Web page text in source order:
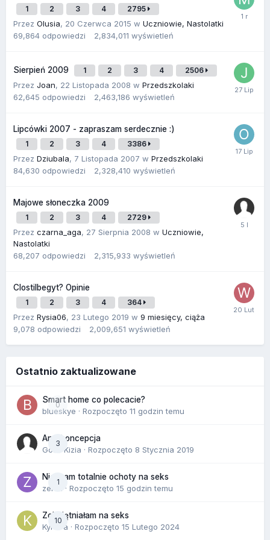
1 2 3 4 2795
Przez Olusia, 20 Czerwca 2015 w Uczniowie, Nastolatki
69,864 odpowiedzi 2,834,011 wyświetleń
Sierpień 2009 1 2 3 4 2506
Przez Joan, 22 Listopada 2008 w Przedszkolaki
62,645 odpowiedzi 2,463,186 wyświetleń
Lipcówki 2007 - zapraszam serdecznie :)
1 2 3 4 3386
Przez Dziubala, 7 Listopada 2007 w Przedszkolaki
84,630 odpowiedzi 2,328,410 wyświetleń
Majowe słoneczka 2009
1 2 3 4 2729
Przez czarna_aga, 27 Sierpnia 2008 w Uczniowie,
Nastolatki
68,207 odpowiedzi 2,315,933 wyświetleń
Clostilbegyt? Opinie
1 2 3 4 364
Przez Rysia06, 23 Lutego 2019 w 9 miesięcy, ciąża
9,078 odpowiedzi 2,009,651 wyświetleń
Ostatnio zaktualizowane
0
Smart home co polecacie?
blueskye · Rozpoczęto 11 godzin temu
3
Antykoncepcja
Gość Kizia · Rozpoczęto 8 Stycznia 2019
1
Nie mam totalnie ochoty na seks
zenla
· Rozpoczęto 15 godzin temu
10
Zobojętniałam na seks
Kynara · Rozpoczęto 15 Lutego 2024